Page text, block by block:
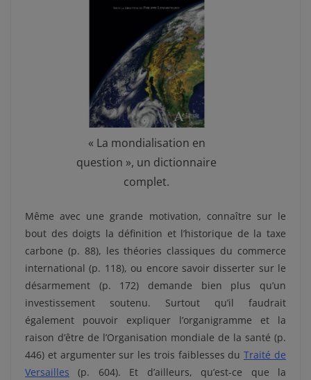
« La mondialisation en
question », un dictionnaire
complet.
Même avec une grande motivation, connaître sur le
bout des doigts la définition et l’historique de la taxe
carbone (p. 88), les théories classiques du commerce
international (p. 118), ou encore savoir disserter sur le
désarmement (p. 172) demande bien plus qu’un
investissement soutenu. Surtout qu’il faudrait
également pouvoir expliquer l’organigramme et la
raison d’être de l’Organisation mondiale de la santé (p.
446) et argumenter sur les trois faiblesses duTraité de
Versailles (p. 604). Et d’ailleurs, qu’est-ce que la